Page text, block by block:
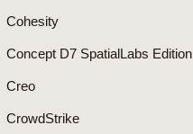
Cohesity
Concept D7 SpatialLabs Edition
Creo
CrowdStrike